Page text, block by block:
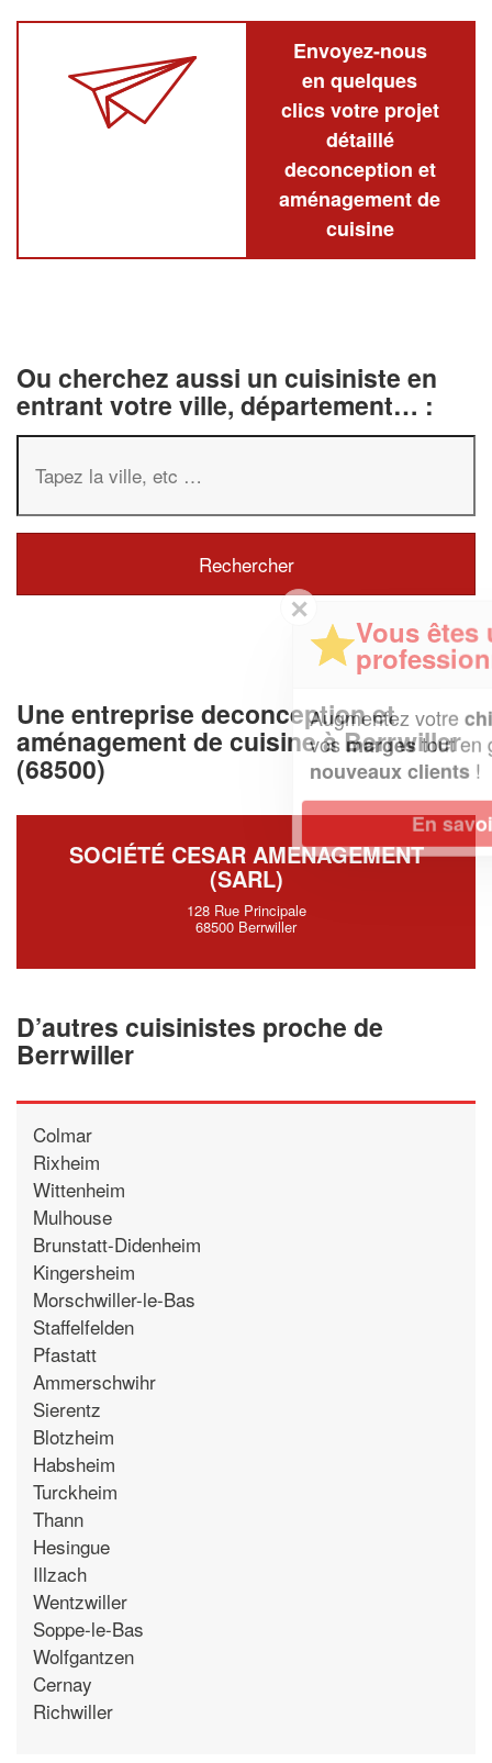
Envoyez-nous
en quelques
clics votre projet
détaillé
deconception et
aménagement de
cuisine
Ou cherchez aussi un cuisiniste en
entrant votre ville, département… :
Une entreprise deconception et
aménagement de cuisine à Berrwiller
(68500)
SOCIÉTÉ CESAR AMENAGEMENT
(SARL)
128 Rue Principale
68500 Berrwiller
D’autres cuisinistes proche de
Berrwiller
Colmar
Rixheim
Wittenheim
Mulhouse
Brunstatt-Didenheim
Kingersheim
Morschwiller-le-Bas
Staffelfelden
Pfastatt
Ammerschwihr
Sierentz
Blotzheim
Habsheim
Turckheim
Thann
Hesingue
Illzach
Wentzwiller
Soppe-le-Bas
Wolfgantzen
Cernay
Richwiller
Vous êtes un
professionnel ?
Augmentez votrechiffre d'affaireset
vosmargestout en gagnant de
En savoir plus